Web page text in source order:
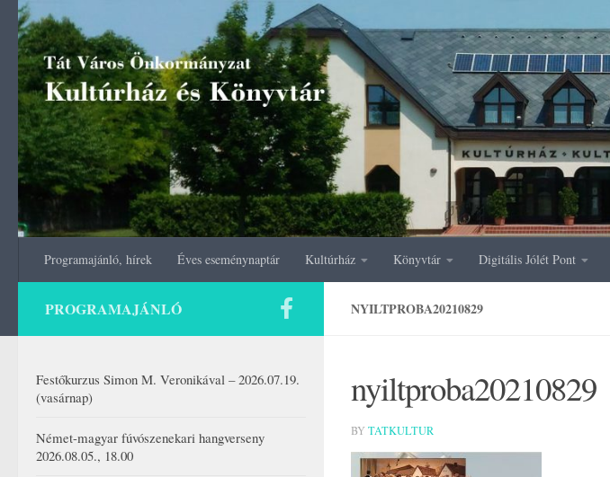
Skip to content
Programajánló, hírek Éves eseménynaptár Kultúrház Könyvtár Digitális Jólét Pont
NYILTPROBA20210829
nyiltproba20210829
BY TATKULTUR
PROGRAMAJÁNLÓ
Festőkurzus Simon M. Veronikával – 2026.07.19.
(vasárnap)
Német-magyar fúvószenekari hangverseny
2026.08.05., 18.00